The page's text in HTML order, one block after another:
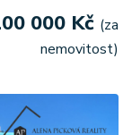
000 Kč (za
nemovitost)